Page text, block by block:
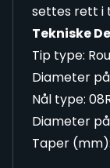
settes rett i
Tekniske
Tip type:
Diameter
Nål type:
Diameter
Taper